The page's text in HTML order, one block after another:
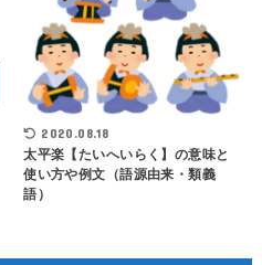
2020.08.18
太平楽【たいへいらく】の意味と
使い方や例文（語源由来・類義
語）